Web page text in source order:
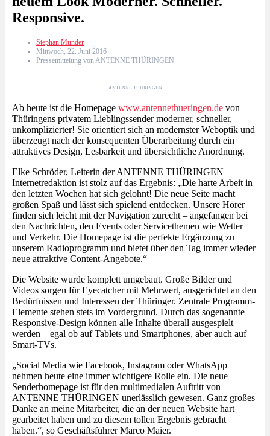
Responsive.
Stephan Munder
Mittwoch, 22. Juni 2016
Pressemitteiung von ANTENNE THÜRINGEN
ANTENNE THÜRINGEN
Ab heute ist die Homepage www.antennethueringen.de von
Thüringens privatem Lieblingssender moderner, schneller,
unkomplizierter! Sie orientiert sich an modernster Weboptik und
überzeugt nach der konsequenten Überarbeitung durch ein
attraktives Design, Lesbarkeit und übersichtliche Anordnung.
Elke Schröder, Leiterin der ANTENNE THÜRINGEN
Internetredaktion ist stolz auf das Ergebnis: „Die harte Arbeit in
den letzten Wochen hat sich gelohnt! Die neue Seite macht
großen Spaß und lässt sich spielend entdecken. Unsere Hörer
finden sich leicht mit der Navigation zurecht – angefangen bei
den Nachrichten, den Events oder Servicethemen wie Wetter
und Verkehr. Die Homepage ist die perfekte Ergänzung zu
unserem Radioprogramm und bietet über den Tag immer wieder
neue attraktive Content-Angebote.“
Die Website wurde komplett umgebaut. Große Bilder und
Videos sorgen für Eyecatcher mit Mehrwert, ausgerichtet an den
Bedürfnissen und Interessen der Thüringer. Zentrale Programm-
Elemente stehen stets im Vordergrund. Durch das sogenannte
Responsive-Design können alle Inhalte überall ausgespielt
werden – egal ob auf Tablets und Smartphones, aber auch auf
Smart-TVs.
„Social Media wie Facebook, Instagram oder WhatsApp
nehmen heute eine immer wichtigere Rolle ein. Die neue
Senderhomepage ist für den multimedialen Auftritt von
ANTENNE THÜRINGEN unerlässlich gewesen. Ganz großes
Danke an meine Mitarbeiter, die an der neuen Website hart
gearbeitet haben und zu diesem tollen Ergebnis gebracht
haben.“, so Geschäftsführer Marco Maier.